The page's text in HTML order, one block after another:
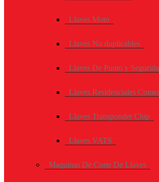
Llaves Moto
Llaves No duplicables
Llaves De Punto y
Llaves Residenciales
Llaves Transponder Chip
Llaves VATS
Maquinas De Corte De Llaves